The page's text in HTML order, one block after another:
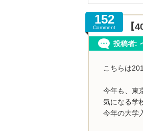
152
Comment 【
投稿者:
こちらは
今年も、東
気になる学
今年の大学